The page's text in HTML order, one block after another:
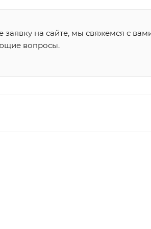
на сайте, мы свяжемся с
вопросы.